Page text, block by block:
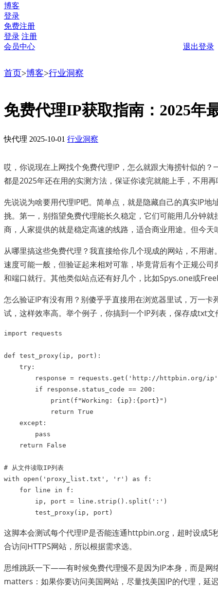
博客
登录
免费注册
登录 注册
会员中心
退出登录
首页>博客>行业洞察
免费代理IP获取指南：2025年
快代理 2025-10-01 行业洞察
哎，你说现在上网找个免费代理IP，怎么就跟大海捞针似的
都是2025年还在用的实测方法，保证你读完就能上手，不用
先说说为啥要用代理IP吧。简单点，就是隐藏自己的真实IP
挑。第一，别指望免费代理能长久稳定，它们可能用几分钟
商，人家提供的就是稳定高速的线路，适合商业用途。但今
从哪里搞这些免费代理？我直接给你几个现成的网站，不用
速度可能一般，但验证起来相对可靠，毕竟背后有个正规公
和端口就行。其他类似站点还有好几个，比如Spys.one或
怎么验证IP有没有用？别傻乎乎直接用在浏览器里试，万一
试，这样效率高。举个例子，你搞到一个IP列表，保存成txt
import requests
def test_proxy( ip , port ):
try :
response = requests . get ( 'http://httpbin.org/ip'
if
response . status_code == 200 :
print ( f "Working: { ip } : { port } " )
return True
except :
pass
return
False
# 从文件读取IP列表
with
open ( 'proxy_list.txt' , 'r' ) as f :
for
line in f :
ip , port = line . strip () . split ( ':' )
test_proxy( ip , port )
这脚本会测试每个代理IP是否能连通httpbin.org，超时设成5
合访问HTTPS网站，所以根据需求选。
思维跳跃一下——有时候免费代理慢不是因为IP本身，而是网
matters：如果你要访问美国网站，尽量找美国IP的代理，延